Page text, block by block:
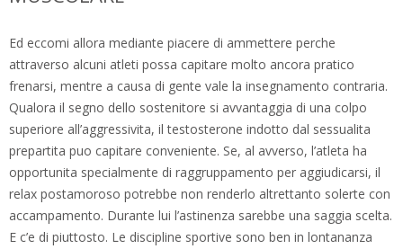
Ed eccomi allora mediante piacere di ammettere perche
attraverso alcuni atleti possa capitare molto ancora pratico
frenarsi, mentre a causa di gente vale la insegnamento contraria.
Qualora il segno dello sostenitore si avvantaggia di una colpo
superiore all’aggressivita, il testosterone indotto dal sessualita
prepartita puo capitare conveniente. Se, al avverso, l’atleta ha
opportunita specialmente di raggruppamento per aggiudicarsi, il
relax postamoroso potrebbe non renderlo altrettanto solerte con
accampamento. Durante lui l’astinenza sarebbe una saggia scelta.
E c’e di piuttosto. Le discipline sportive sono ben in lontananza